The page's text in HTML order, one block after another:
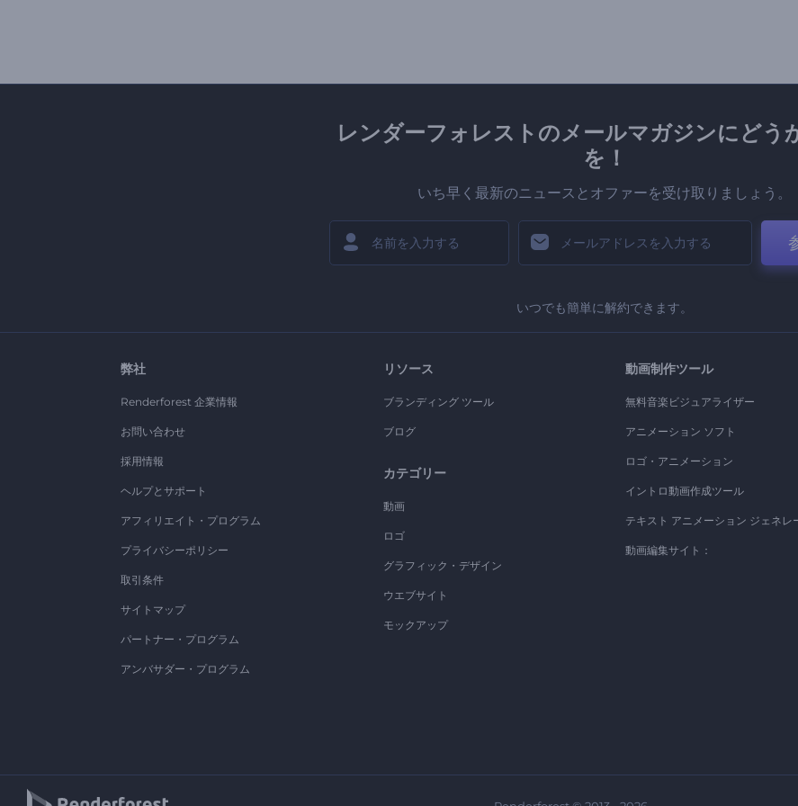
レンダーフォレストのメールマガジンにどう
を！
いち早く最新のニュースとオファーを受け取りましょう。
いつでも簡単に解約できます。
弊社
Renderforest 企業情報
お問い合わせ
採用情報
ヘルプとサポート
アフィリエイト・プログラム
プライバシーポリシー
取引条件
サイトマップ
パートナー・プログラム
アンバサダー・プログラム
リソース
ブランディング ツール
ブログ
カテゴリー
動画
ロゴ
グラフィック・デザイン
ウエブサイト
モックアップ
動画制作ツール
無料音楽ビジュアライザー
アニメーション ソフト
ロゴ・アニメーション
イントロ動画作成ツール
テキスト アニメーション ジェネレ
動画編集サイト：